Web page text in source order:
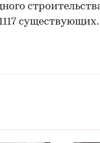
существующих.